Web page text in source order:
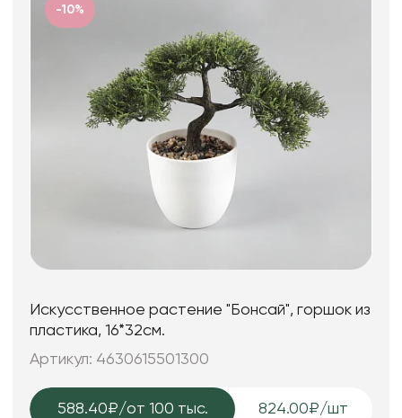
-10%
Искусственное растение "Бонсай", горшок из
пластика, 16*32см.
Артикул: 4630615501300
588.40₽/от 100 тыс. 824.00₽/шт